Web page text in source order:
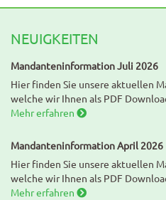
NEUIGKEITEN
Mandanteninformation Juli 2026
Hier finden Sie unsere aktuellen
welche wir Ihnen als PDF
Mehr erfahren
Mandanteninformation April 2026
Hier finden Sie unsere aktuellen
welche wir Ihnen als PDF
Mehr erfahren